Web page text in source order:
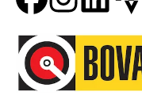
Onze partners